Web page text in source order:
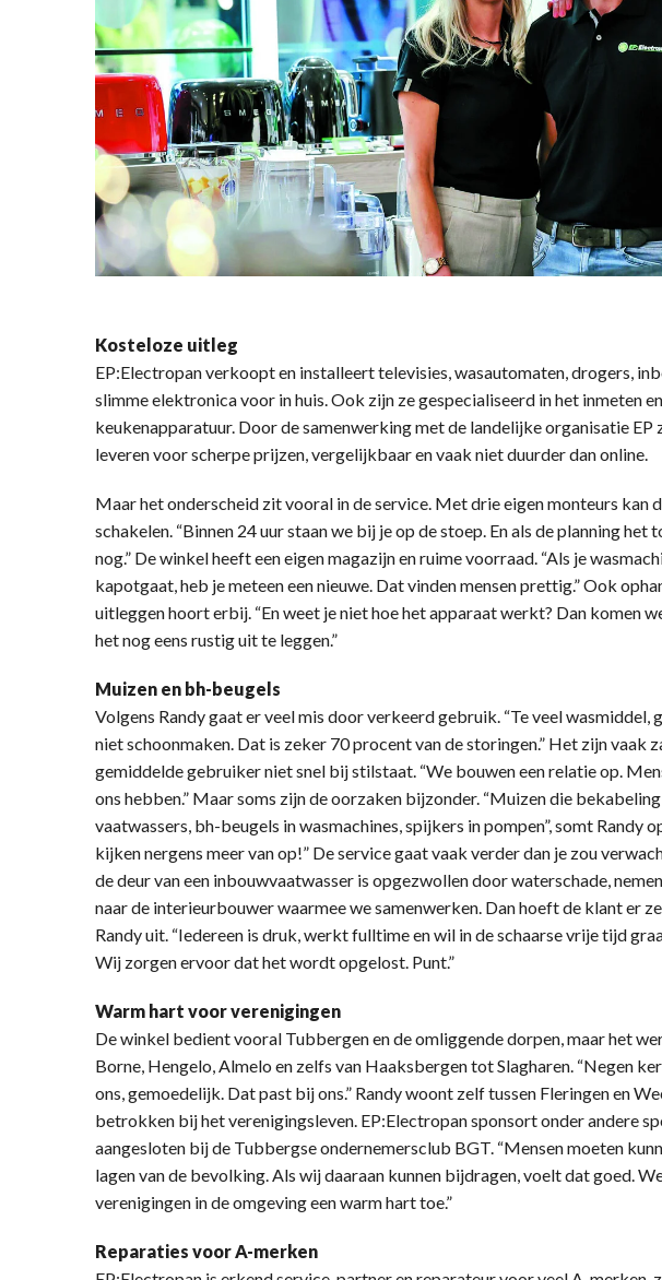
Kosteloze uitleg
EP:Electropan verkoopt en installeert televisies, wasautomaten, drogers,
slimme elektronica voor in huis. Ook zijn ze gespecialiseerd in het inmeten
keukenapparatuur. Door de samenwerking met de landelijke organisatie EP
leveren voor scherpe prijzen, vergelijkbaar en vaak niet duurder dan online.
Maar het onderscheid zit vooral in de service. Met drie eigen monteurs kan
schakelen. “Binnen 24 uur staan we bij je op de stoep. En als de planning het
nog.” De winkel heeft een eigen magazijn en ruime voorraad. “Als je
kapotgaat, heb je meteen een nieuwe. Dat vinden mensen prettig.” Ook
uitleggen hoort erbij. “En weet je niet hoe het apparaat werkt? Dan komen
het nog eens rustig uit te leggen.”
Muizen en bh-beugels
Volgens Randy gaat er veel mis door verkeerd gebruik. “Te veel wasmiddel,
niet schoonmaken. Dat is zeker 70 procent van de storingen.” Het zijn vaak
gemiddelde gebruiker niet snel bij stilstaat. “We bouwen een relatie op.
ons hebben.” Maar soms zijn de oorzaken bijzonder. “Muizen die
vaatwassers, bh-beugels in wasmachines, spijkers in pompen”, somt Randy
kijken nergens meer van op!” De service gaat vaak verder dan je zou
de deur van een inbouwvaatwasser is opgezwollen door waterschade,
naar de interieurbouwer waarmee we samenwerken. Dan hoeft de klant er
Randy uit. “Iedereen is druk, werkt fulltime en wil in de schaarse vrije tijd
Wij zorgen ervoor dat het wordt opgelost. Punt.”
Warm hart voor verenigingen
De winkel bedient vooral Tubbergen en de omliggende dorpen, maar het
Borne, Hengelo, Almelo en zelfs van Haaksbergen tot Slagharen. “Negen
ons, gemoedelijk. Dat past bij ons.” Randy woont zelf tussen Fleringen en
betrokken bij het verenigingsleven. EP:Electropan sponsort onder andere
aangesloten bij de Tubbergse ondernemersclub BGT. “Mensen moeten
lagen van de bevolking. Als wij daaraan kunnen bijdragen, voelt dat goed.
verenigingen in de omgeving een warm hart toe.”
Reparaties voor A-merken